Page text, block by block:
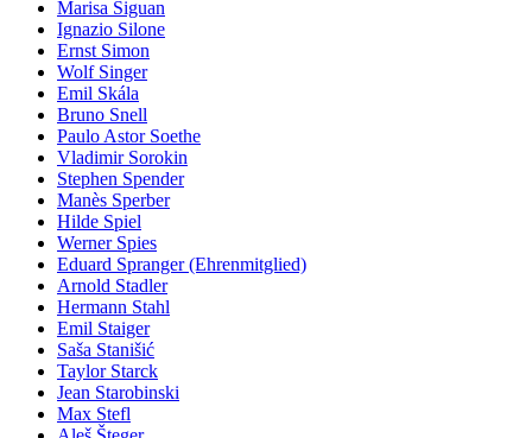
Marisa Siguan
Ignazio Silone
Ernst Simon
Wolf Singer
Emil Skála
Bruno Snell
Paulo Astor Soethe
Vladimir Sorokin
Stephen Spender
Manès Sperber
Hilde Spiel
Werner Spies
Eduard Spranger (Ehrenmitglied)
Arnold Stadler
Hermann Stahl
Emil Staiger
Saša Stanišić
Taylor Starck
Jean Starobinski
Max Stefl